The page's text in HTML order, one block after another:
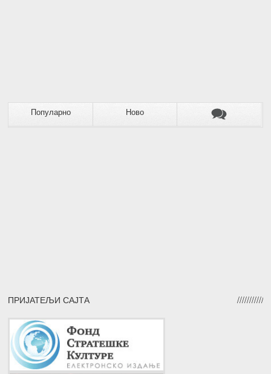
Популарно Ново
ПРИЈАТЕЉИ САЈТА